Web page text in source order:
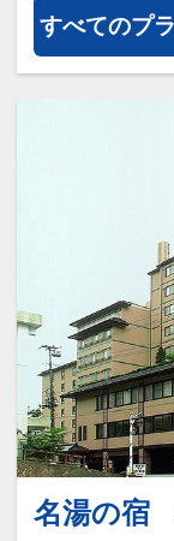
※施
ただ
すべてのプ
名湯の宿